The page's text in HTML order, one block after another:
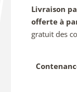
Livraison
offerte à
gratuit des